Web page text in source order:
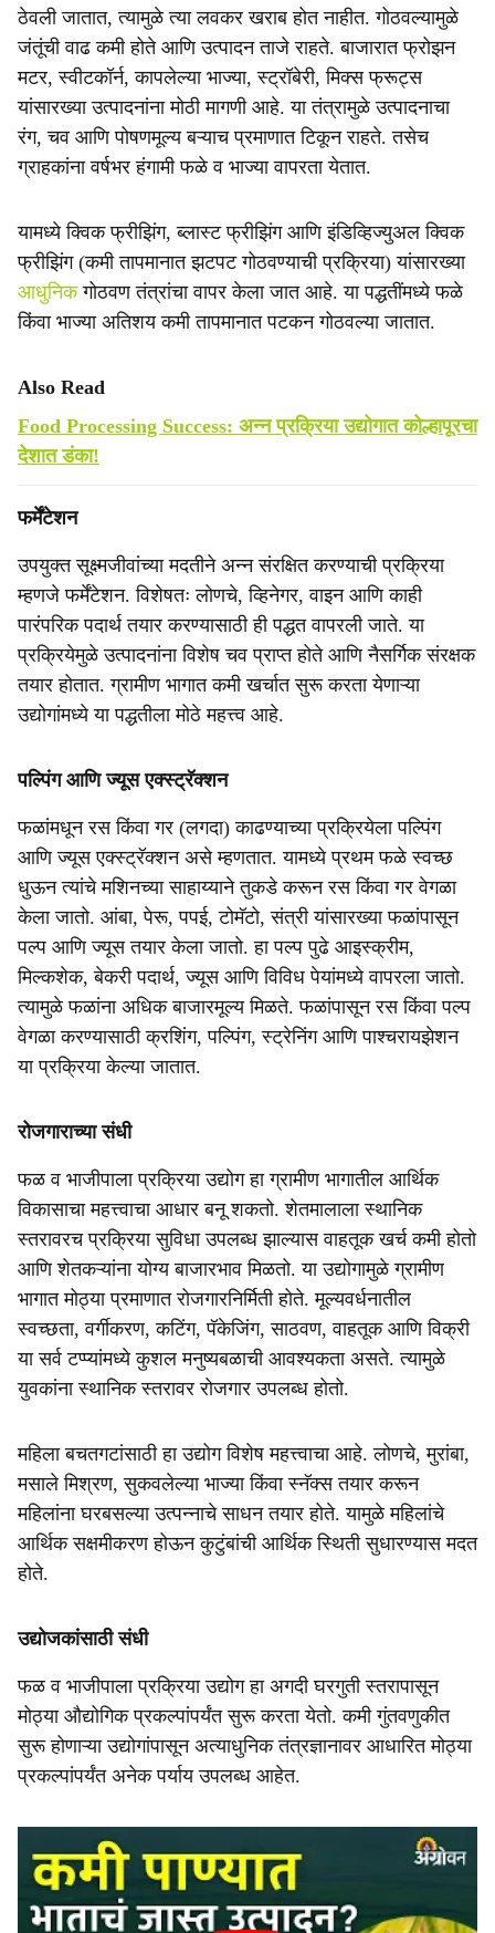
ठेवली जातात, त्यामुळे त्या लवकर खराब होत नाहीत. गोठवल्यामुळे
जंतूंची वाढ कमी होते आणि उत्पादन ताजे राहते. बाजारात फ्रोझन
मटर, स्वीटकॉर्न, कापलेल्या भाज्या, स्ट्रॉबेरी, मिक्स फ्रूट्स
यांसारख्या उत्पादनांना मोठी मागणी आहे. या तंत्रामुळे उत्पादनाचा
रंग, चव आणि पोषणमूल्य बऱ्याच प्रमाणात टिकून राहते. तसेच
ग्राहकांना वर्षभर हंगामी फळे व भाज्या वापरता येतात.
यामध्ये क्विक फ्रीझिंग, ब्लास्ट फ्रीझिंग आणि इंडिव्हिज्युअल क्विक
फ्रीझिंग (कमी तापमानात झटपट गोठवण्याची प्रक्रिया) यांसारख्या
आधुनिकगोठवण तंत्रांचा वापर केला जात आहे. या पद्धतींमध्ये फळे
किंवा भाज्या अतिशय कमी तापमानात पटकन गोठवल्या जातात.
Also Read
Food Processing Success: अन्न प्रक्रिया उद्योगात कोल्हापूरचा
देशात डंका!
फर्मेंटेशन
उपयुक्त सूक्ष्मजीवांच्या मदतीने अन्न संरक्षित करण्याची प्रक्रिया
म्हणजे फर्मेंटेशन. विशेषतः लोणचे, व्हिनेगर, वाइन आणि काही
पारंपरिक पदार्थ तयार करण्यासाठी ही पद्धत वापरली जाते. या
प्रक्रियेमुळे उत्पादनांना विशेष चव प्राप्त होते आणि नैसर्गिक संरक्षक
तयार होतात. ग्रामीण भागात कमी खर्चात सुरू करता येणाऱ्या
उद्योगांमध्ये या पद्धतीला मोठे महत्त्व आहे.
पल्पिंग आणि ज्यूस एक्स्ट्रॅक्शन
फळांमधून रस किंवा गर (लगदा) काढण्याच्या प्रक्रियेला पल्पिंग
आणि ज्यूस एक्स्ट्रॅक्शन असे म्हणतात. यामध्ये प्रथम फळे स्वच्छ
धुऊन त्यांचे मशिनच्या साहाय्याने तुकडे करून रस किंवा गर वेगळा
केला जातो. आंबा, पेरू, पपई, टोमॅटो, संत्री यांसारख्या फळांपासून
पल्प आणि ज्यूस तयार केला जातो. हा पल्प पुढे आइस्क्रीम,
मिल्कशेक, बेकरी पदार्थ, ज्यूस आणि विविध पेयांमध्ये वापरला जातो.
त्यामुळे फळांना अधिक बाजारमूल्य मिळते. फळांपासून रस किंवा पल्प
वेगळा करण्यासाठी क्रशिंग, पल्पिंग, स्ट्रेनिंग आणि पाश्चरायझेशन
या प्रक्रिया केल्या जातात.
रोजगाराच्या संधी
फळ व भाजीपाला प्रक्रिया उद्योग हा ग्रामीण भागातील आर्थिक
विकासाचा महत्त्वाचा आधार बनू शकतो. शेतमालाला स्थानिक
स्तरावरच प्रक्रिया सुविधा उपलब्ध झाल्यास वाहतूक खर्च कमी होतो
आणि शेतकऱ्यांना योग्य बाजारभाव मिळतो. या उद्योगामुळे ग्रामीण
भागात मोठ्या प्रमाणात रोजगारनिर्मिती होते. मूल्यवर्धनातील
स्वच्छता, वर्गीकरण, कटिंग, पॅकेजिंग, साठवण, वाहतूक आणि विक्री
या सर्व टप्प्यांमध्ये कुशल मनुष्यबळाची आवश्यकता असते. त्यामुळे
युवकांना स्थानिक स्तरावर रोजगार उपलब्ध होतो.
महिला बचतगटांसाठी हा उद्योग विशेष महत्त्वाचा आहे. लोणचे, मुरांबा,
मसाले मिश्रण, सुकवलेल्या भाज्या किंवा स्नॅक्स तयार करून
महिलांना घरबसल्या उत्पन्नाचे साधन तयार होते. यामुळे महिलांचे
आर्थिक सक्षमीकरण होऊन कुटुंबांची आर्थिक स्थिती सुधारण्यास मदत
होते.
उद्योजकांसाठी संधी
फळ व भाजीपाला प्रक्रिया उद्योग हा अगदी घरगुती स्तरापासून
मोठ्या औद्योगिक प्रकल्पांपर्यंत सुरू करता येतो. कमी गुंतवणुकीत
सुरू होणाऱ्या उद्योगांपासून अत्याधुनिक तंत्रज्ञानावर आधारित मोठ्या
प्रकल्पांपर्यंत अनेक पर्याय उपलब्ध आहेत.